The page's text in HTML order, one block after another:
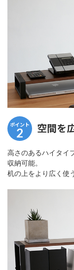
ポイント
2 空間を
高さのあるハイタイ
収納可能。
机の上をより広く使